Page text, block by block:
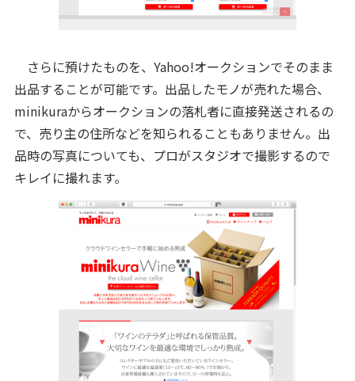
さらに預けたものを、Yahoo!オークションでそのまま
出品することが可能です。出品したモノが売れた場合、
minikuraからオークションの落札者に直接発送されるの
で、売り主の住所などを知られることもありません。出
品時の写真についても、プロがスタジオで撮影するので
キレイに撮れます。